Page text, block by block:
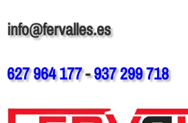
info@fervalles.es
627 964 177-937 299 718